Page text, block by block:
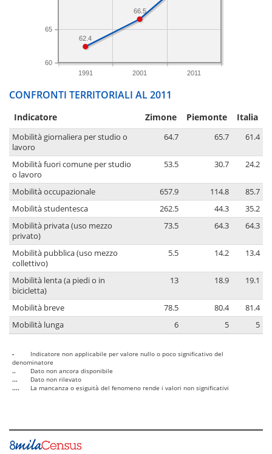
1991 2001 2011
60
65
66.5
62.4
CONFRONTI TERRITORIALI AL 2011
Indicatore Zimone Piemonte Italia
Mobilità giornaliera per studio o
lavoro
64.7 65.7 61.4
Mobilità fuori comune per studio
o lavoro
53.5 30.7 24.2
Mobilità occupazionale 657.9 114.8
85.7
Mobilità studentesca
262.5 44.3
35.2
Mobilità privata (uso mezzo
privato)
73.5 64.3 64.3
Mobilità pubblica (uso mezzo
collettivo)
5.5 14.2 13.4
Mobilità lenta (a piedi o in
bicicletta)
13 18.9 19.1
Mobilità breve 78.5 80.4
81.4
Mobilità lunga
6 5 5
-
Indicatore non applicabile per valore nullo o poco significativo del
denominatore
..
Dato non ancora disponibile
...
Dato non rilevato
....
La mancanza o esiguità del fenomeno rende i valori non significativi